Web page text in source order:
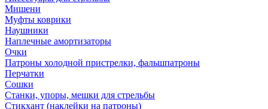
Мишени
Муфты коврики
Наушники
Наплечные амортизаторы
Очки
Патроны холодной пристрелки, фальшпатроны
Перчатки
Сошки
Станки, упоры, мешки для стрельбы
Стикхант (наклейки на патроны)